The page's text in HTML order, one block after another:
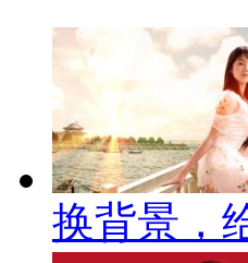
换背景，